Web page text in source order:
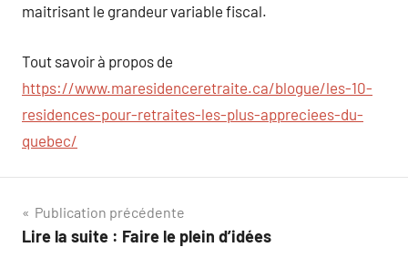
maitrisant le grandeur variable fiscal.
Tout savoir à propos de
https://www.maresidenceretraite.ca/blogue/les-10-
residences-pour-retraites-les-plus-appreciees-du-
quebec/
Navigation
de
Publication précédente
Lire la suite : Faire le plein d’idées